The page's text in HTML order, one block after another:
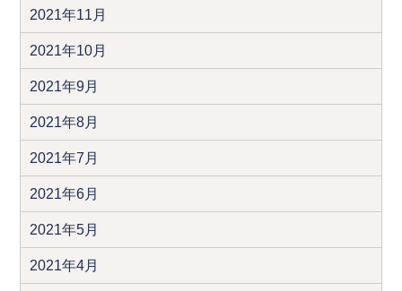
2021年11月
2021年10月
2021年9月
2021年8月
2021年7月
2021年6月
2021年5月
2021年4月